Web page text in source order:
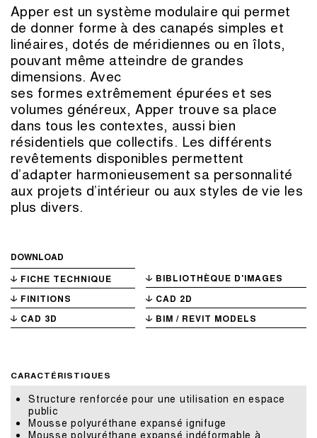
Apper est un système modulaire qui permet
de donner forme à des canapés simples et
linéaires, dotés de méridiennes ou en îlots,
pouvant même atteindre de grandes
dimensions. Avec
ses formes extrêmement épurées et ses
volumes généreux, Apper trouve sa place
dans tous les contextes, aussi bien
résidentiels que collectifs. Les différents
revêtements disponibles permettent
d’adapter harmonieusement sa personnalité
aux projets d’intérieur ou aux styles de vie les
plus divers.
DOWNLOAD
FICHE TECHNIQUE
BIBLIOTHÈQUE D'IMAGES
FINITIONS
CAD 2D
CAD 3D
BIM / REVIT MODELS
CARACTÉRISTIQUES
Structure renforcée pour une utilisation en espace
public
Mousse polyuréthane expansé ignifuge
Mousse polyuréthane expansé indéformable à